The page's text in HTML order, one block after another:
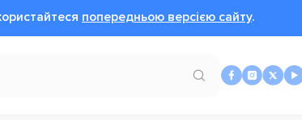
попередньою версією сайту.